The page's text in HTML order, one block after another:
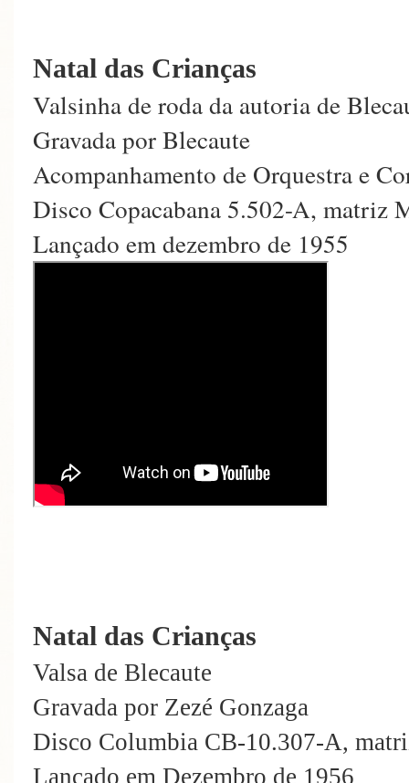
Natal das Crianças
Valsinha de roda da autoria de
Gravada por Blecaute
Acompanhamento de Orquestra e
Disco Copacabana 5.502-A, matriz
Lançado em dezembro de 1955
Natal das Crianças
Valsa de Blecaute
Gravada por Zezé Gonzaga
Disco Columbia CB-10.307-A,
Lançado em Dezembro de 1956